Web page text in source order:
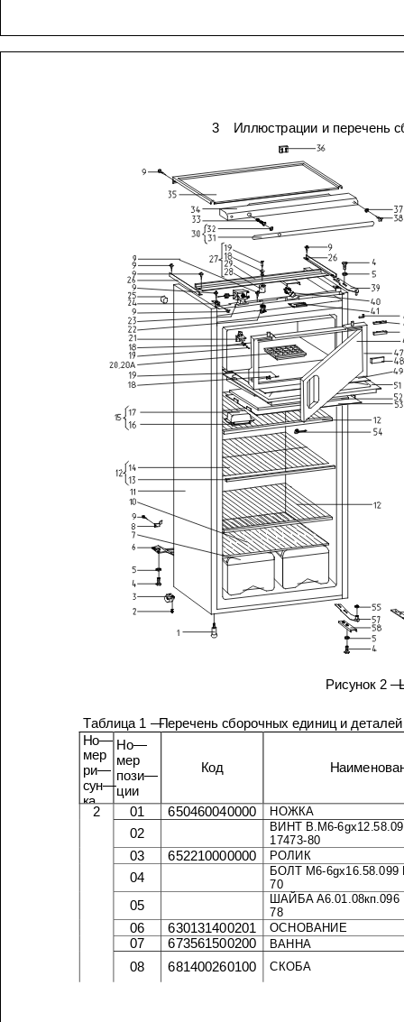
3 Иллюстрации и перечень
Рисунок 2 —
Продолжение таблицы 1
Но—
мер
ри—
сун—
ка
Но—
мер
пози—
ции
Код
2 01 650460040000 НОЖКА
02 ВИНТ В.М 6-6gх
17473-80
03 652210000000 РОЛИК
04 БОЛТ М 6-6gх 16.58.099
70
05 ШАЙБА А 6.01.08 кп .096
78
06 630131400201 ОСНОВАНИЕ
07 673561500200 ВАННА
08 681400260100 СКОБА
Таблица 1 — Перечень сборочных единиц и деталей